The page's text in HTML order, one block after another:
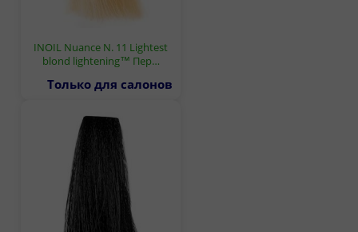
INOIL Nuance N. 11 Lightest
blond lightening™ Пер…
Только для салонов